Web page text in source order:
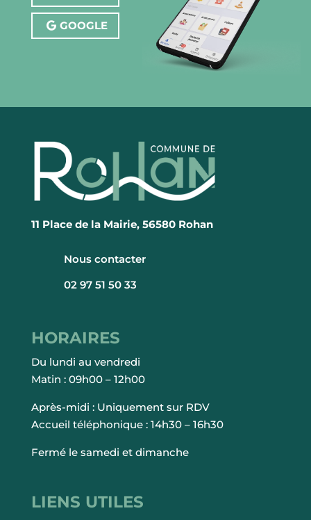
GOOGLE
11 Place de la Mairie, 56580 Rohan
Nous contacter
02 97 51 50 33
HORAIRES
Du lundi au vendredi
Matin : 09h00 – 12h00
Après-midi : Uniquement sur RDV
Accueil téléphonique : 14h30 – 16h30
Fermé le samedi et dimanche
LIENS UTILES